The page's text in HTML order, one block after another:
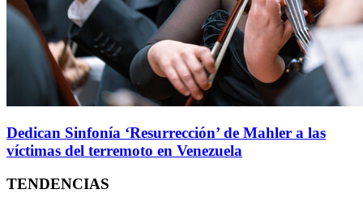
Dedican Sinfonía ‘Resurrección’ de Mahler a las
víctimas del terremoto en Venezuela
TENDENCIAS